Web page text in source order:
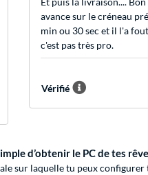
avance sur le créneau
min ou 30 sec et il l'a
c'est pas très pro.
Vérifié
d’obtenir le PC de tes
sur laquelle tu peux